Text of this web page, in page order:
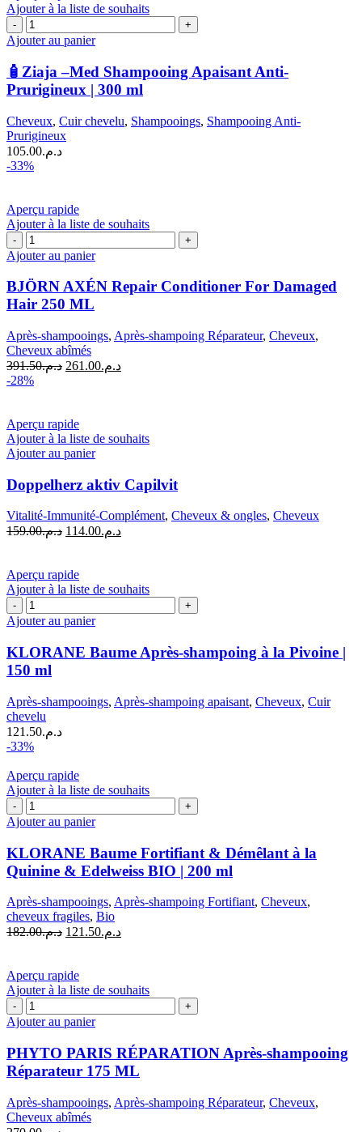
d'olive
400
Ajouter à la liste de souhaits
quantité
de
Ziaja
–
Med
Apaisant
Anti-
Prurigineux
|
Ajouter au panier
🧴Ziaja –Med Shampooing Apaisant Anti-
Prurigineux | 300 ml
Cheveux, Cuir chevelu, Shampooings, Shampooing Anti-
Prurigineux
د.م.105.00
-33%
Aperçu rapide
Ajouter à la liste de souhaits
quantité
de
BJÖRN
AXÉN
Repair
Conditioner
Damaged
Hair
250
ML
Ajouter au panier
BJÖRN AXÉN Repair Conditioner For Damaged
Hair 250 ML
Après-shampooings, Après-shampoing Réparateur, Cheveux,
Cheveux abîmés
د.م.391.50
Le
د.م.261.00
Le
-28%
Aperçu rapide
Ajouter à la liste de souhaits
Ajouter au panier
Doppelherz aktiv Capilvit
Vitalité-Immunité-Complément, Cheveux & ongles, Cheveux
د.م.159.00
Le
était :
د.م.159.00.
د.م.114.00
Le
Aperçu rapide
Ajouter à la liste de souhaits
quantité
de
KLORANE
Baume
Après-
shampoing
la
Pivoine
|
150
Ajouter au panier
KLORANE Baume Après-shampoing à la Pivoine |
150 ml
Après-shampooings, Après-shampoing apaisant, Cheveux, Cuir
chevelu
د.م.121.50
-33%
Aperçu rapide
Ajouter à la liste de souhaits
quantité
de
KLORANE
Baume
Fortifiant
&
à
la
Quinine
BIO
|
200
ml
Ajouter au panier
KLORANE Baume Fortifiant & Démêlant à la
Quinine & Edelweiss BIO | 200 ml
Après-shampooings, Après-shampoing Fortifiant, Cheveux,
cheveux fragiles, Bio
د.م.182.00
Le
était :
د.م.182.00.
د.م.121.50
Le
Aperçu rapide
Ajouter à la liste de souhaits
quantité
de
PHYTO
PARIS
RÉPARATION
Après-
Réparateur
175
Ajouter au panier
PHYTO PARIS RÉPARATION Après-shampooing
Réparateur 175 ML
Après-shampooings, Après-shampoing Réparateur, Cheveux,
Cheveux abîmés